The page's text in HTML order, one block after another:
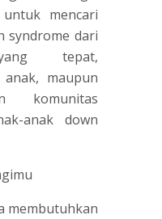
mencari
syndrome dari
tepat,
maupun
komunitas
anak down
membutuhkan